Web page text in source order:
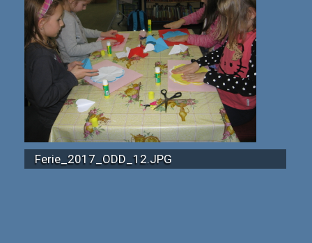
Ferie_2017_ODD_12.JPG